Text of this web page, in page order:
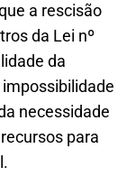
a rescisão
da Lei nº
da
necessidade
para